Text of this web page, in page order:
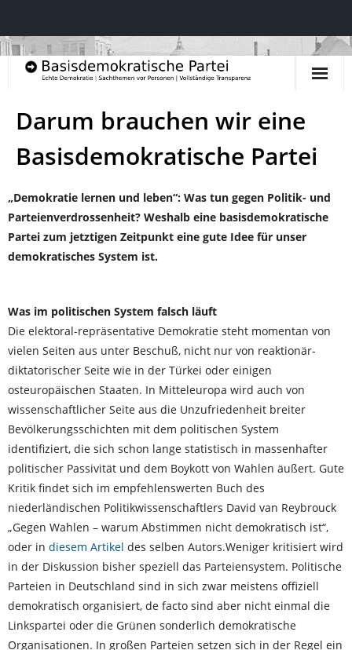
Aktuelles & Blog
- Präambel
- Prinzipien und Grundsätze
- Politische Inhalte
- Alleinstellungsmerkmale
Notizen Ideen
- Warum BDP?
- Fragen & Antworten
- Ähnliche Bewegungen
- Parteienvergleich
- Lesenswertes
Darum brauchen wir eine
Basisdemokratische Partei
„Demokratie lernen und leben“: Was tun gegen Politik- und
Parteienverdrossenheit? Weshalb eine basisdemokratische
Partei zum jetztigen Zeitpunkt eine gute Idee für unser
demokratisches System ist.
Was im politischen System falsch läuft
Die elektoral-repräsentative Demokratie steht momentan von
vielen Seiten aus unter Beschuß, nicht nur von reaktionär-
diktatorischer Seite wie in der Türkei oder einigen
osteuropäischen Staaten. In Mitteleuropa wird auch von
wissenschaftlicher Seite aus die Unzufriedenheit breiter
Bevölkerungsschichten mit dem politischen System
identifiziert, die sich schon lange statistisch in massenhafter
politischer Passivität und dem Boykott von Wahlen äußert. Gute
Kritik findet sich im empfehlenswerten Buch des
niederländischen Politikwissenschaftlers David van Reybrouck
„Gegen Wahlen – warum Abstimmen nicht demokratisch ist“,
oder in diesem Artikel des selben Autors.Weniger kritisiert wird
in der Diskussion bisher speziell das Parteiensystem. Politische
Parteien in Deutschland sind in sich zwar meistens offiziell
demokratisch organisiert, de facto sind aber nicht einmal die
Linkspartei oder die Grünen sonderlich demokratische
Organisationen. In großen Parteien setzen sich in der Regel ein